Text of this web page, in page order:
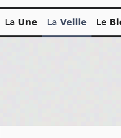
La Une La Veille Le